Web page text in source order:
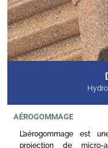
AÉROGOMMAGE
L’aérogommage est
projection de